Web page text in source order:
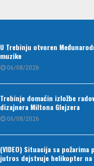
U Trebinju otvoren
muzike
06/08/2026
Trebinje domaćin izložbe
dizajnera Miltona Glejzera
06/08/2026
(VIDEO) Situacija sa
jutros dejstvuje helikopter